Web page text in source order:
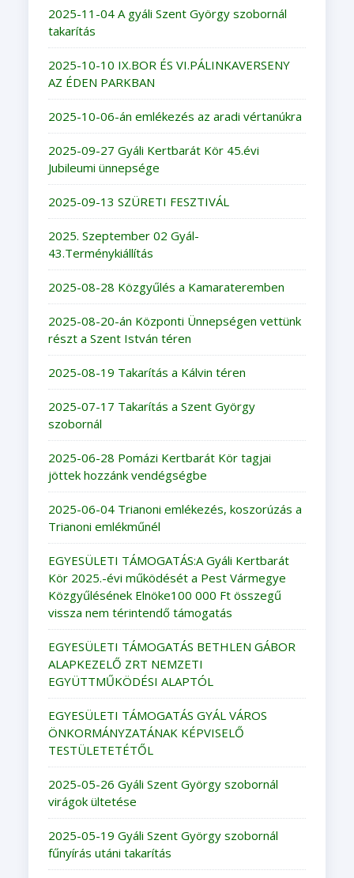
2025-11-04 A gyáli Szent György szobornál
takarítás
2025-10-10 IX.BOR ÉS VI.PÁLINKAVERSENY
AZ ÉDEN PARKBAN
2025-10-06-án emlékezés az aradi vértanúkra
2025-09-27 Gyáli Kertbarát Kör 45.évi
Jubileumi ünnepsége
2025-09-13 SZÜRETI FESZTIVÁL
2025. Szeptember 02 Gyál-
43.Terménykiállítás
2025-08-28 Közgyűlés a Kamarateremben
2025-08-20-án Központi Ünnepségen vettünk
részt a Szent István téren
2025-08-19 Takarítás a Kálvin téren
2025-07-17 Takarítás a Szent György
szobornál
2025-06-28 Pomázi Kertbarát Kör tagjai
jöttek hozzánk vendégségbe
2025-06-04 Trianoni emlékezés, koszorúzás a
Trianoni emlékműnél
EGYESÜLETI TÁMOGATÁS:A Gyáli Kertbarát
Kör 2025.-évi működését a Pest Vármegye
Közgyűlésének Elnöke100 000 Ft összegű
vissza nem térintendő támogatás
EGYESÜLETI TÁMOGATÁS BETHLEN GÁBOR
ALAPKEZELŐ ZRT NEMZETI
EGYÜTTMŰKÖDÉSI ALAPTÓL
EGYESÜLETI TÁMOGATÁS GYÁL VÁROS
ÖNKORMÁNYZATÁNAK KÉPVISELŐ
TESTÜLETETÉTŐL
2025-05-26 Gyáli Szent György szobornál
virágok ültetése
2025-05-19 Gyáli Szent György szobornál
fűnyírás utáni takarítás